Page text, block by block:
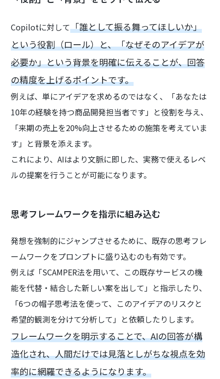
Copilotに対して「誰として振る舞ってほしいか」
という役割（ロール）と、「なぜそのアイデアが
必要か」という背景を明確に伝えることが、回答
の精度を上げるポイントです。
例えば、単にアイデアを求めるのではなく、「あなたは
10年の経験を持つ商品開発担当者です」と役割を与え、
「来期の売上を20%向上させるための施策を考えていま
す」と背景を添えます。
これにより、AIはより文脈に即した、実務で使えるレベ
ルの提案を行うことが可能になります。
思考フレームワークを指示に組み込む
発想を強制的にジャンプさせるために、既存の思考フレ
ームワークをプロンプトに盛り込むのも有効です。
例えば「SCAMPER法を用いて、この既存サービスの機
能を代替・結合した新しい案を出して」と指示したり、
「6つの帽子思考法を使って、このアイデアのリスクと
希望的観測を分けて分析して」と依頼したりします。
フレームワークを明示することで、AIの回答が構
造化され、人間だけでは見落としがちな視点を効
率的に網羅できるようになります。